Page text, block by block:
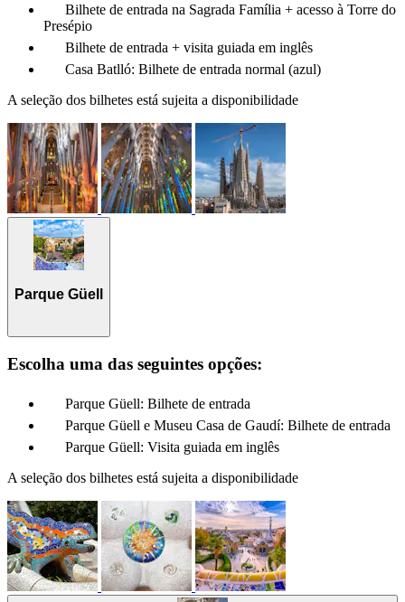
Bilhete de entrada na Sagrada Família + acesso à Torre do
Presépio
Bilhete de entrada + visita guiada em inglês
Casa Batlló: Bilhete de entrada normal (azul)
A seleção dos bilhetes está sujeita a disponibilidade
Parque Güell
Escolha uma das seguintes opções:
Parque Güell: Bilhete de entrada
Parque Güell e Museu Casa de Gaudí: Bilhete de entrada
Parque Güell: Visita guiada em inglês
A seleção dos bilhetes está sujeita a disponibilidade